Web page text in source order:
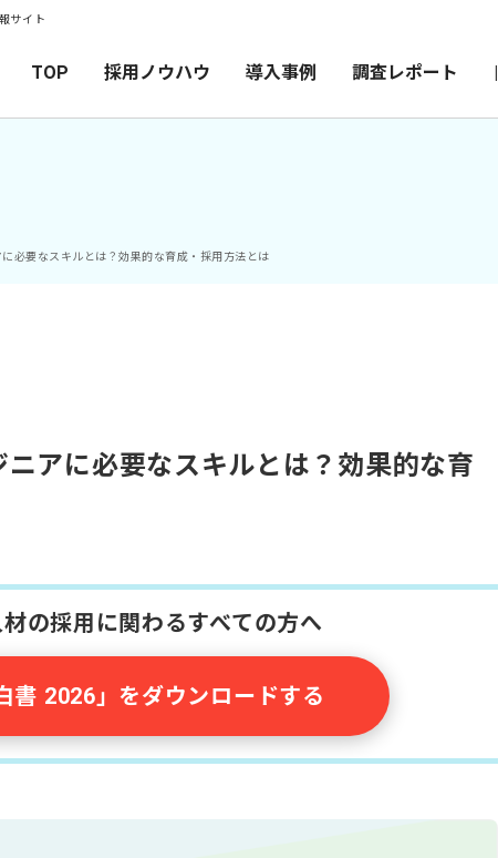
サイト
TOP 採用ノウハウ 導入事例 調査レポート |
に必要なスキルとは？効果的な育成・採用方法とは
ニアに必要なスキルとは？効果的な育
の採用に関わるすべての方へ
書 2026」をダウンロードする